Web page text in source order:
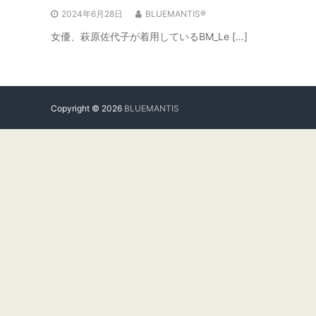
2024年6月28日 BLUEMANTIS®
女優、萩原佐代子が着用しているBM_Le […]
Copyright © 2026 BLUEMANTIS